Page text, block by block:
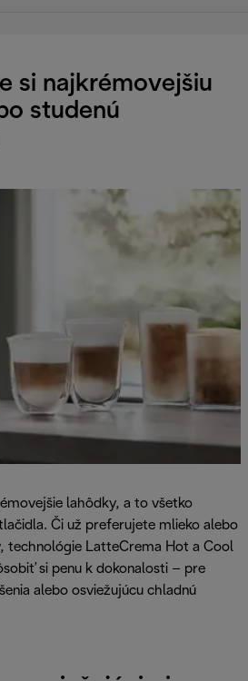
si najkrémovejšiu
studenú
lahôdky, a to všetko
Či už preferujete mlieko alebo
technológie LatteCrema Hot a Cool
si penu k dokonalosti – pre
alebo osviežujúcu chladnú